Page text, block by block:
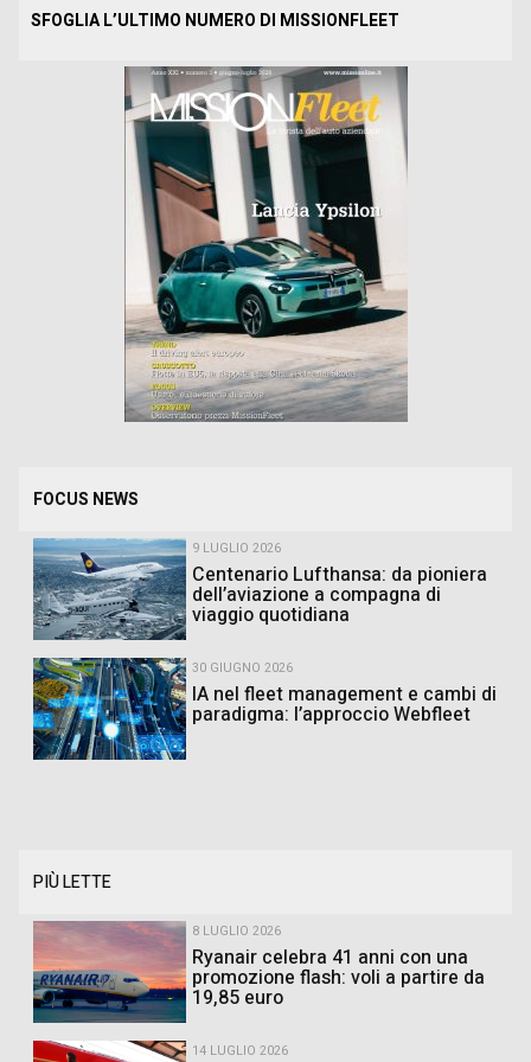
SFOGLIA L’ULTIMO NUMERO DI MISSIONFLEET
FOCUS NEWS
9 LUGLIO 2026
Centenario Lufthansa: da pioniera
dell’aviazione a compagna di
viaggio quotidiana
30 GIUGNO 2026
IA nel fleet management e cambi di
paradigma: l’approccio Webfleet
PIÙ LETTE
8 LUGLIO 2026
Ryanair celebra 41 anni con una
promozione flash: voli a partire da
19,85 euro
14 LUGLIO 2026